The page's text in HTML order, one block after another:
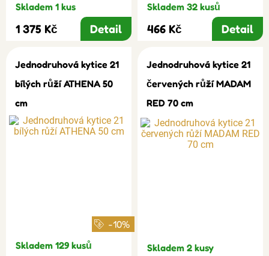
Skladem 1 kus
1 375 Kč Detail
Skladem 32 kusů
466 Kč Detail
Jednodruhová kytice 21
bílých růží ATHENA 50
cm
-10%
Skladem 129 kusů
Jednodruhová kytice 21
červených růží MADAM
RED 70 cm
Skladem 2 kusy